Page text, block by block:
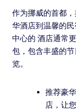
作为挪威的首都
华酒店到温馨的
中心的 酒店通常
包，包含丰盛的
览。
推荐豪
店，让